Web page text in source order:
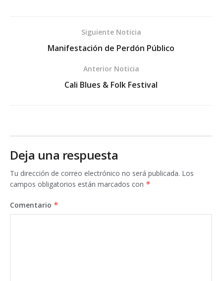
Siguiente Noticia
Manifestación de Perdón Público
Anterior Noticia
Cali Blues & Folk Festival
Deja una respuesta
Tu dirección de correo electrónico no será publicada. Los
campos obligatorios están marcados con *
Comentario *